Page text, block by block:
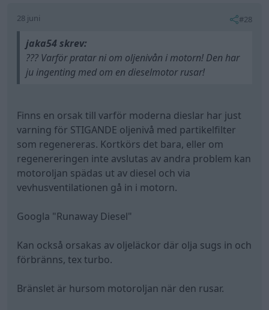
28 juni #28
jaka54 skrev:
??? Varför pratar ni om oljenivån i motorn! Den har
ju ingenting med om en dieselmotor rusar!
Finns en orsak till varför moderna dieslar har just
varning för STIGANDE oljenivå med partikelfilter
som regenereras. Kortkörs det bara, eller om
regenereringen inte avslutas av andra problem kan
motoroljan spädas ut av diesel och via
vevhusventilationen gå in i motorn.
Googla "Runaway Diesel"
Kan också orsakas av oljeläckor där olja sugs in och
förbränns, tex turbo.
Bränslet är hursom motoroljan när den rusar.